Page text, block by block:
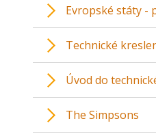
Evropské státy -
Technické
Úvod do
The Simpsons